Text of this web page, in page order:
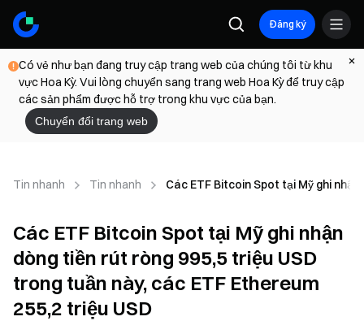
Đăng ký
Có vẻ như bạn đang truy cập trang web của chúng tôi từ khu
vực Hoa Kỳ. Vui lòng chuyển sang trang web Hoa Kỳ để truy cập
các sản phẩm được hỗ trợ trong khu vực của bạn.
Chuyển đổi trang web
Tin nhanh Tin nhanh Các ETF Bitcoin Spot tại Mỹ ghi
Các ETF Bitcoin Spot tại Mỹ ghi nhận
dòng tiền rút ròng 995,5 triệu USD
trong tuần này, các ETF Ethereum
255,2 triệu USD